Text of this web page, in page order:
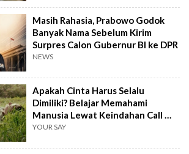
Masih Rahasia, Prabowo Godok
Banyak Nama Sebelum Kirim
Surpres Calon Gubernur BI ke DPR
NEWS
Apakah Cinta Harus Selalu
Dimiliki? Belajar Memahami
Manusia Lewat Keindahan Call Me
by Your Name
YOUR SAY